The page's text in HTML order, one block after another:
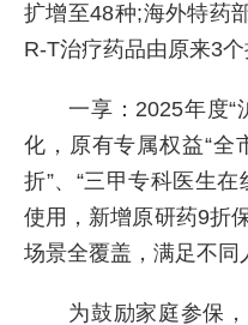
扩增至48种;海外特药
R-T治疗药品由原来3个
一享：2025年度“
化，原有专属权益“全
折”、“三甲专科医生
使用，新增原研药9折
场景全覆盖，满足不同
为鼓励家庭参保，